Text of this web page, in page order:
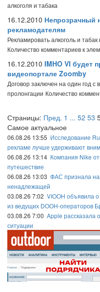
алкоголя и табака
16.12.2010 Непрозрачный
рекламодателям
Рекламировать алкоголь и
Количество комментариев к
16.12.2010 IMHO VI будет
видеопортале Zoomby
Договор заключен на один год
пролонгации Количество
Страницы: Пред. 1 ... 52 53
Самое актуальное
06.08.26 13:55 Исследование
рекламе лучше удерживают
06.08.26 13:14 Компания Nike
путешествие
06.08.26 13:03 ФАС признала
ненадлежащей
03.08.26 7:02 VIOOH объявила
из ведущих DOOH-операторов
03.08.26 7:00 Apple рассказала
ситуации